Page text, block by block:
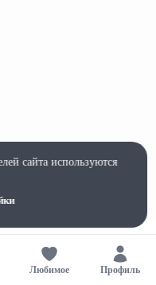
Любимое Профиль
сайта используются